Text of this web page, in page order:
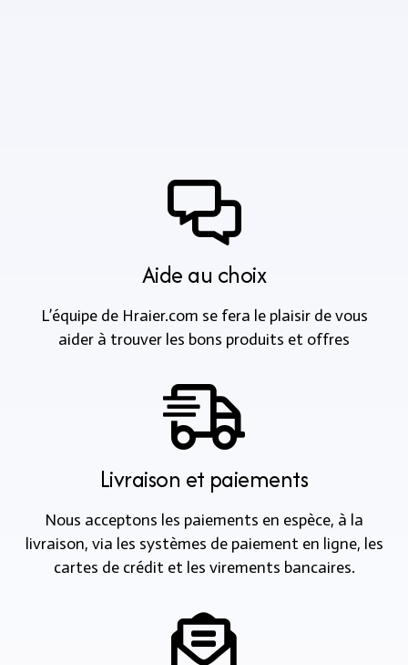
Aide au choix
L’équipe de Hraier.com se fera le plaisir de vous
aider à trouver les bons produits et offres
Livraison et paiements
Nous acceptons les paiements en espèce, à la
livraison, via les systèmes de paiement en ligne, les
cartes de crédit et les virements bancaires.